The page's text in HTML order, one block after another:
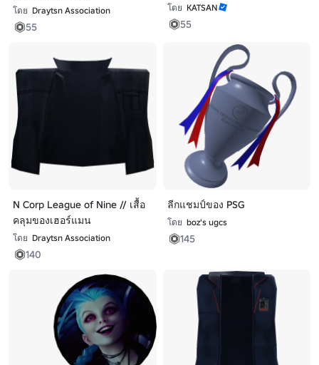
โดย Draytsn Association
55
โดย KATSAN
55
N Corp League of Nine // เสื้อ
คลุมของเฮอร์แมน
โดย Draytsn Association
140
ลีกแชมป์ของ PSG
โดย boz's ugcs
145